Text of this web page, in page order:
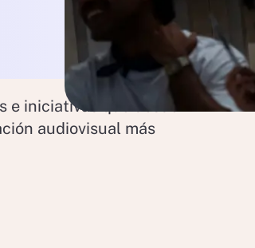
e iniciativas que desde
audiovisual más